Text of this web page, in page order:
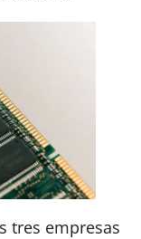
tres empresas